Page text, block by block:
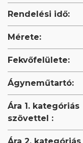
Rendelési idő:
Mérete:
Fekvőfelülete:
Ágyneműtartó:
Ára 1. kategóriás
szövettel :